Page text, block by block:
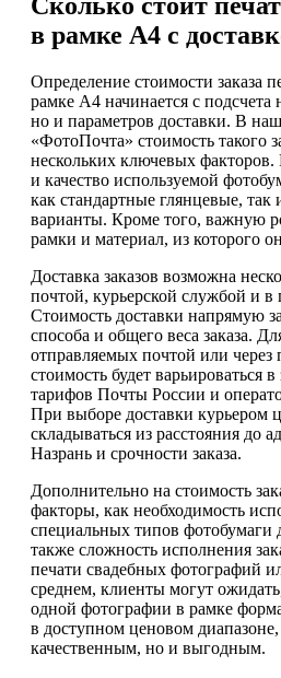
в рамке А4 с
Определение стоимости заказа
рамке А4 начинается с подсчета
но и параметров доставки. В
«ФотоПочта» стоимость такого
нескольких ключевых факторов.
и качество используемой
как стандартные глянцевые,
варианты. Кроме того, важную
рамки и материал, из которого
Доставка заказов возможна
почтой, курьерской службой и
Стоимость доставки напрямую
способа и общего веса заказа.
отправляемых почтой или через
стоимость будет варьироваться
тарифов Почты России и
При выборе доставки курьером
складываться из расстояния до
Назрань и срочности заказа.
Дополнительно на стоимость
факторы, как необходимость
специальных типов фотобумаги
также сложность исполнения
печати свадебных фотографий
среднем, клиенты могут
одной фотографии в рамке
в доступном ценовом диапазоне,
качественным, но и выгодным.